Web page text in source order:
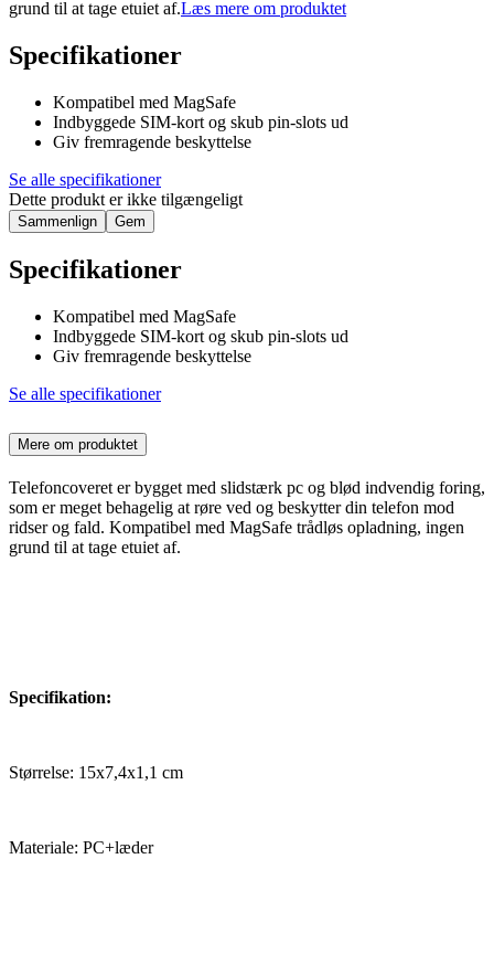
grund til at tage etuiet af.Læs mere om produktet
Specifikationer
Kompatibel med MagSafe
Indbyggede SIM-kort og skub pin-slots ud
Giv fremragende beskyttelse
Se alle specifikationer
Dette produkt er ikke tilgængeligt
Sammenlign Gem
Specifikationer
Kompatibel med MagSafe
Indbyggede SIM-kort og skub pin-slots ud
Giv fremragende beskyttelse
Se alle specifikationer
Mere om produktet
Telefoncoveret er bygget med slidstærk pc og blød indvendig foring,
som er meget behagelig at røre ved og beskytter din telefon mod
ridser og fald. Kompatibel med MagSafe trådløs opladning, ingen
grund til at tage etuiet af.
Specifikation:
Størrelse: 15x7,4x1,1 cm
Materiale: PC+læder